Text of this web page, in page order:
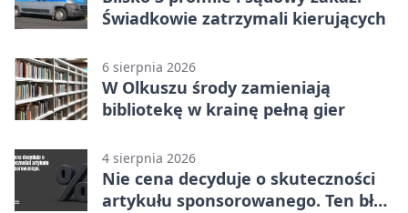
Świadkowie zatrzymali kierujących
6 sierpnia 2026
W Olkuszu środy zamieniają
bibliotekę w krainę pełną gier
4 sierpnia 2026
Nie cena decyduje o skuteczności
artykułu sponsorowanego. Ten błąd